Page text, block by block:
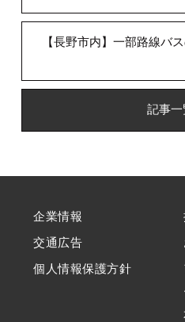
記事
【長野市内】一部路線バ
企業情報
交通広告
個人情報保護方針